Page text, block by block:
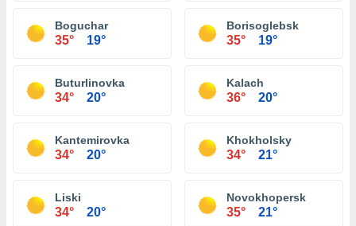
Boguchar
35° 19°
Borisoglebsk
35° 19°
Buturlinovka
34° 20°
Kalach
36° 20°
Kantemirovka
34° 20°
Khokholsky
34° 21°
Liski
34° 20°
Novokhopersk
35° 21°